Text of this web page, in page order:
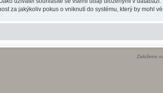
za jakýkoliv pokus o vniknutí do systému, který by mohl
Založeno